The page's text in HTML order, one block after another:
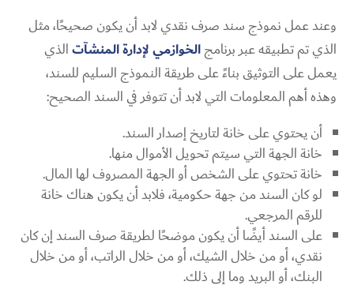
وعند عمل نموذج سند صرف نقدي لابد أن يكون صحيحًا، مثل
الذي تم تطبيقه عبر برنامجالخوازمي لإدارة المنشآتالذي
يعمل على التوثيق بناءً على طريقة النموذج السليم للسند،
وهذه أهم المعلومات التي لابد أن تتوفر في السند الصحيح:
أن يحتوي على خانة لتاريخ إصدار السند.
خانة الجهة التي سيتم تحويل الأموال منها.
خانة تحتوي على الشخص أو الجهة المصروف لها المال.
لو كان السند من جهة حكومية، فلابد أن يكون هناك خانة
للرقم المرجعي.
على السند أيضًا أن يكون موضحًا لطريقة صرف السند إن كان
نقدي، أو من خلال الشيك، أو من خلال الراتب، أو من خلال
البنك، أو البريد وما إلى ذلك.